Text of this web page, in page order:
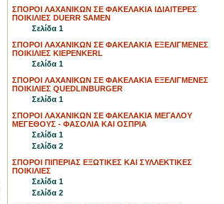
ΣΠΟΡΟΙ ΛΑΧΑΝΙΚΩΝ ΣΕ ΦΑΚΕΛΑΚΙΑ ΙΔΙΑΙΤΕΡΕΣ
ΠΟΙΚΙΛΙΕΣ DUERR SAMEN
Σελίδα 1
ΣΠΟΡΟΙ ΛΑΧΑΝΙΚΩΝ ΣΕ ΦΑΚΕΛΑΚΙΑ ΕΞΕΛΙΓΜΕΝΕΣ
ΠΟΙΚΙΛΙΕΣ KIEPENKERL
Σελίδα 1
ΣΠΟΡΟΙ ΛΑΧΑΝΙΚΩΝ ΣΕ ΦΑΚΕΛΑΚΙΑ ΕΞΕΛΙΓΜΕΝΕΣ
ΠΟΙΚΙΛΙΕΣ QUEDLINBURGER
Σελίδα 1
ΣΠΟΡΟΙ ΛΑΧΑΝΙΚΩΝ ΣΕ ΦΑΚΕΛΑΚΙΑ ΜΕΓΑΛΟΥ
ΜΕΓΕΘΟΥΣ - ΦΑΣΟΛΙΑ ΚΑΙ ΟΣΠΡΙΑ
Σελίδα 1
Σελίδα 2
ΣΠΟΡΟΙ ΠΙΠΕΡΙΑΣ ΕΞΩΤΙΚΕΣ ΚΑΙ ΣΥΛΛΕΚΤΙΚΕΣ
ΠΟΙΚΙΛΙΕΣ
Σελίδα 1
Σελίδα 2